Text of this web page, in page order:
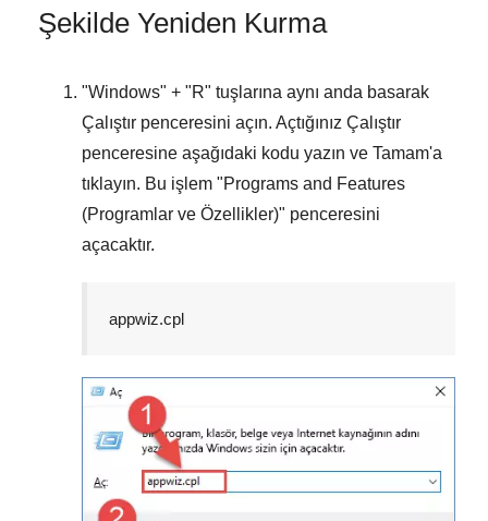
Şekilde Yeniden Kurma
"Windows" + "R" tuşlarına aynı anda basarak
Çalıştır penceresini açın. Açtığınız Çalıştır
penceresine aşağıdaki kodu yazın ve Tamam'a
tıklayın. Bu işlem "Programs and Features
(Programlar ve Özellikler)" penceresini
açacaktır.
appwiz.cpl